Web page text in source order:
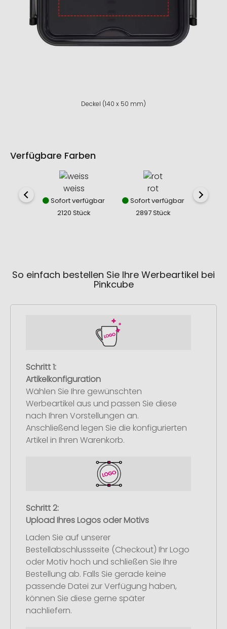
Deckel (140 x 50 mm)
Verfügbare Farben
weiss
Sofort verfügbar
2120 Stück
rot
Sofort verfügbar
2897 Stück
So einfach bestellen Sie Ihre Werbeartikel bei
Pinkcube
Schritt 1:
Artikelkonfiguration
Wählen Sie Ihre gewünschten
Werbeartikel aus und passen Sie diese
nach Ihren Vorstellungen an.
Anschließend legen Sie die konfigurierten
Artikel in Ihren Warenkorb.
Schritt 2:
Upload Ihres Logos oder Motivs
Laden Sie auf unserer
Bestellabschlussseite (Checkout) Ihr Logo
oder Motiv hoch und schließen Sie Ihre
Bestellung ab. Falls Sie gerade keine
passende Datei zur Verfügung haben,
können Sie diese gerne später
nachliefern.